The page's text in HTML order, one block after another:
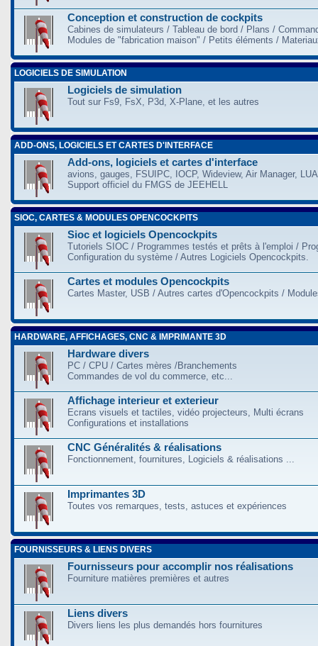
Conception et construction de cockpits
Cabines de simulateurs / Tableau de bord / Plans /
Modules de "fabrication maison" / Petits éléments /
LOGICIELS DE SIMULATION
Logiciels de simulation
Tout sur Fs9, FsX, P3d, X-Plane, et les autres
ADD-ONS, LOGICIELS ET CARTES D'INTERFACE
Add-ons, logiciels et cartes d'interface
avions, gauges, FSUIPC, IOCP, Wideview, Air Manager,
Support officiel du FMGS de JEEHELL
SIOC, CARTES & MODULES OPENCOCKPITS
Sioc et logiciels Opencockpits
Tutoriels SIOC / Programmes testés et prêts à l'emploi /
Configuration du système / Autres Logiciels Opencockpits.
Cartes et modules Opencockpits
Cartes Master, USB / Autres cartes d'Opencockpits /
HARDWARE, AFFICHAGES, CNC & IMPRIMANTE 3D
Hardware divers
PC / CPU / Cartes mères /Branchements
Commandes de vol du commerce, etc...
Affichage interieur et exterieur
Ecrans visuels et tactiles, vidéo projecteurs, Multi écrans
Configurations et installations
CNC Généralités & réalisations
Fonctionnement, fournitures, Logiciels & réalisations ...
Imprimantes 3D
Toutes vos remarques, tests, astuces et expériences
FOURNISSEURS & LIENS DIVERS
Fournisseurs pour accomplir nos réalisations
Fourniture matières premières et autres
Liens divers
Divers liens les plus demandés hors fournitures